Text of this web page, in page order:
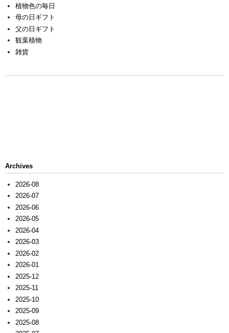
植物色の毎日
母の日ギフト
父の日ギフト
観葉植物
雑貨
Archives
2026-08
2026-07
2026-06
2026-05
2026-04
2026-03
2026-02
2026-01
2025-12
2025-11
2025-10
2025-09
2025-08